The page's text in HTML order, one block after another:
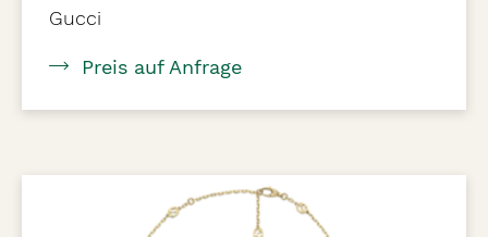
Gucci
Preis auf Anfrage